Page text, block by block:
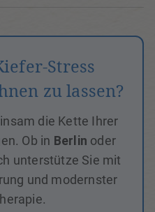
Stress
zu lassen?
die Kette Ihrer
Ob in Berlin oder
unterstütze Sie mit
und modernster